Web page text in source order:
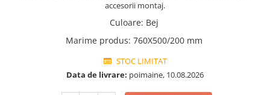
accesorii montaj.
Culoare: Bej
Marime produs: 760X500/200 mm
STOC LIMITAT
Data de livrare: poimaine, 10.08.2026